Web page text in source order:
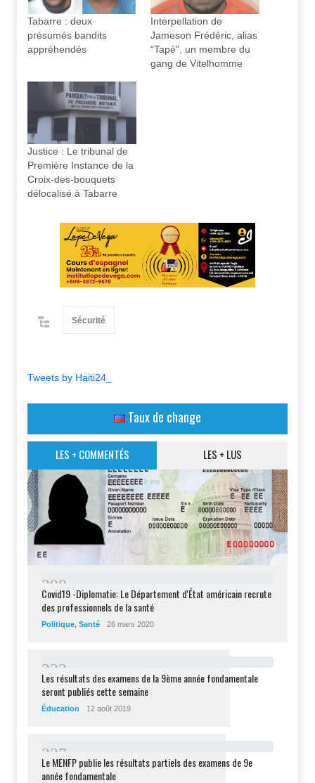
Tabarre : deux
présumés bandits
appréhendés
Interpellation de
Jameson Frédéric, alias
“Tapè”, un membre du
gang de Vitelhomme
Justice : Le tribunal de
Première Instance de la
Croix-des-bouquets
délocalisé à Tabarre
Sécurité
Tweets by Haiti24_
Taux de change
LES + COMMENTÉS LES + LUS
298
Covid19 -Diplomatie: Le Département d'État américain recrute
des professionnels de la santé
Politique, Santé 26 mars 2020
232
Les résultats des examens de la 9ème année fondamentale
seront publiés cette semaine
Éducation 12 août 2019
227
Le MENFP publie les résultats partiels des examens de 9e
année fondamentale